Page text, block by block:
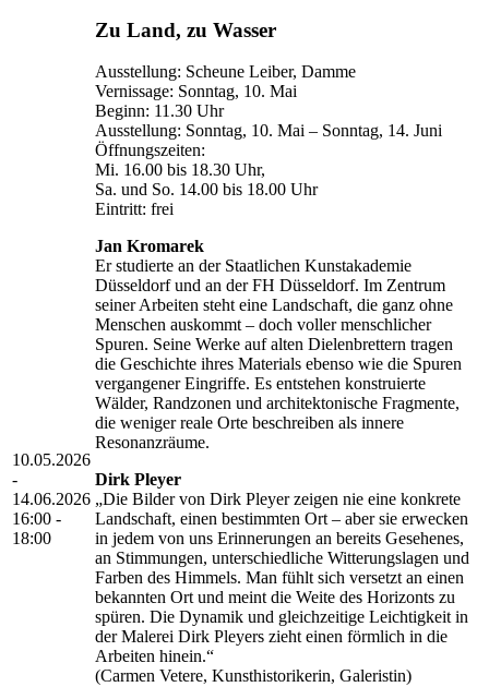
10.05.2026
-
14.06.2026
16:00 -
18:00
Zu Land, zu Wasser
Ausstellung: Scheune Leiber, Damme
Vernissage: Sonntag, 10. Mai
Beginn: 11.30 Uhr
Ausstellung: Sonntag, 10. Mai – Sonntag, 14. Juni
Öffnungszeiten:
Mi. 16.00 bis 18.30 Uhr,
Sa. und So. 14.00 bis 18.00 Uhr
Eintritt: frei
Jan Kromarek
Er studierte an der Staatlichen Kunstakademie
Düsseldorf und an der FH Düsseldorf. Im Zentrum
seiner Arbeiten steht eine Landschaft, die ganz ohne
Menschen auskommt – doch voller menschlicher
Spuren. Seine Werke auf alten Dielenbrettern tragen
die Geschichte ihres Materials ebenso wie die Spuren
vergangener Eingriffe. Es entstehen konstruierte
Wälder, Randzonen und architektonische Fragmente,
die weniger reale Orte beschreiben als innere
Resonanzräume.
Dirk Pleyer
„Die Bilder von Dirk Pleyer zeigen nie eine konkrete
Landschaft, einen bestimmten Ort – aber sie erwecken
in jedem von uns Erinnerungen an bereits Gesehenes,
an Stimmungen, unterschiedliche Witterungslagen und
Farben des Himmels. Man fühlt sich versetzt an einen
bekannten Ort und meint die Weite des Horizonts zu
spüren. Die Dynamik und gleichzeitige Leichtigkeit in
der Malerei Dirk Pleyers zieht einen förmlich in die
Arbeiten hinein.“
(Carmen Vetere, Kunsthistorikerin, Galeristin)